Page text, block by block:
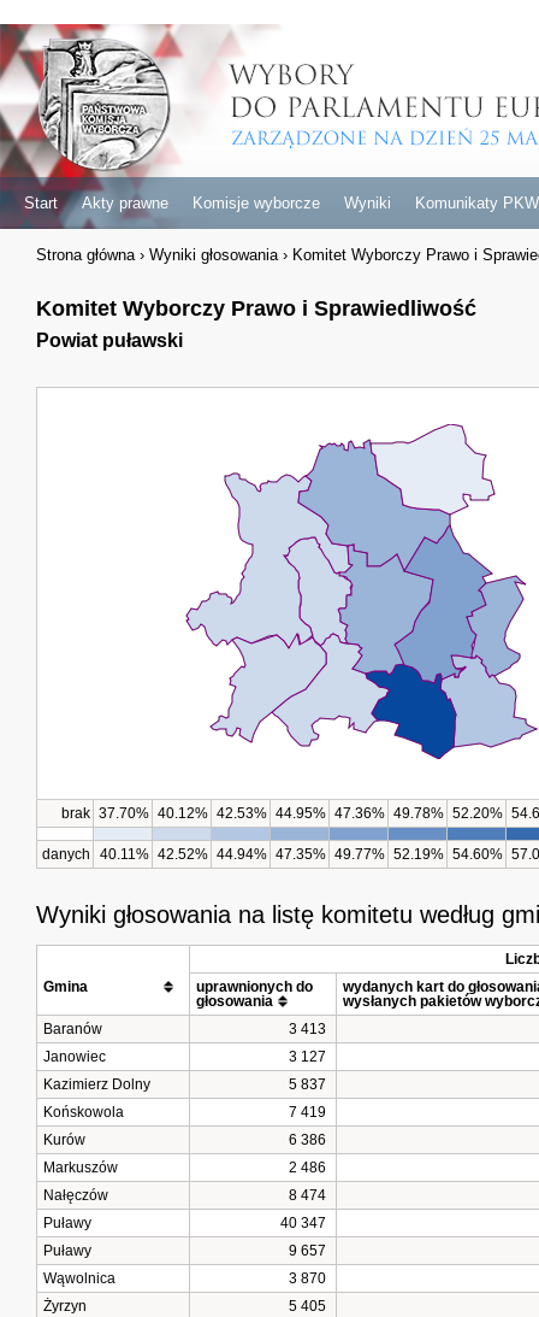
Start Akty prawne Komisje wyborcze Wyniki Komunikaty PKW
Strona główna › Wyniki głosowania › Komitet Wyborczy Prawo i
Komitet Wyborczy Prawo i Sprawiedliwość
Powiat puławski
brak 37.70% 40.12% 42.53% 44.95% 47.36% 49.78% 52.20%
danych 40.11% 42.52% 44.94% 47.35% 49.77% 52.19% 54.60%
Wyniki głosowania na listę komitetu według
uprawnionych do
głosowania
wydanych kart do
wysłanych pakietów
Baranów
3 413
Janowiec
3 127
Kazimierz Dolny
5 837
Końskowola
7 419
Kurów
6 386
Markuszów
2 486
Nałęczów
8 474
Puławy
40 347
Puławy
9 657
Wąwolnica
3 870
Żyrzyn
5 405